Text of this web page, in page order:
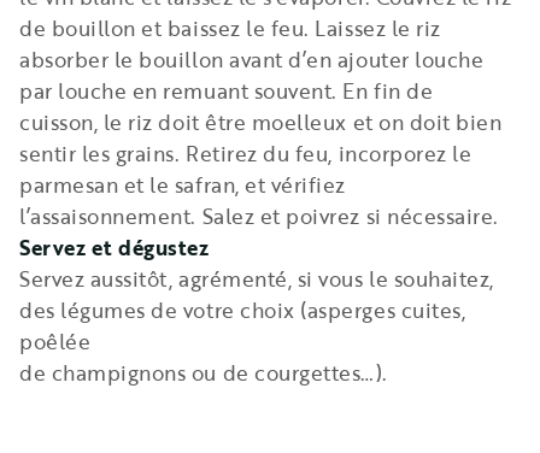
de bouillon et baissez le feu. Laissez le riz
absorber le bouillon avant d’en ajouter louche
par louche en remuant souvent. En fin de
cuisson, le riz doit être moelleux et on doit bien
sentir les grains. Retirez du feu, incorporez le
parmesan et le safran, et vérifiez
l’assaisonnement. Salez et poivrez si nécessaire.
Servez et dégustez
Servez aussitôt, agrémenté, si vous le souhaitez,
des légumes de votre choix (asperges cuites,
poêlée
de champignons ou de courgettes…).